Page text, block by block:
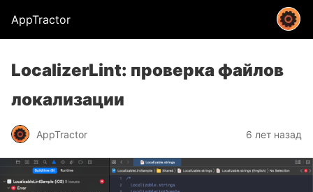
AppTractor
LocalizerLint: проверка файлов
локализации
AppTractor 6 лет назад